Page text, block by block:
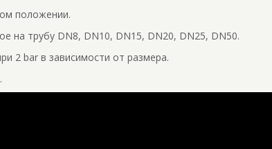
положении.
на трубу DN8, DN10, DN15, DN20, DN25, DN50.
2 bar в зависимости от размера.